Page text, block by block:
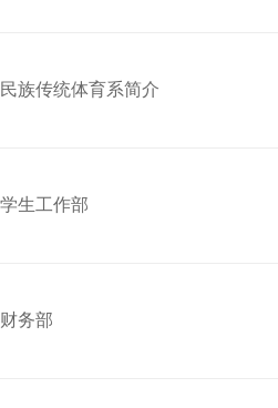
民族传统体育系简介
学生工作部
财务部